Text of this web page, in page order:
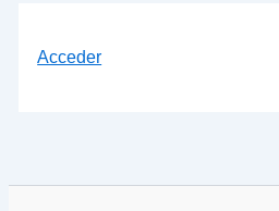
Acceder